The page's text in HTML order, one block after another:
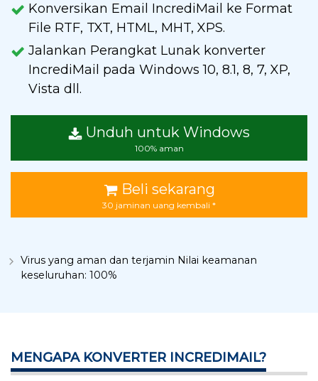
Konversikan Email IncrediMail ke Format
File RTF, TXT, HTML, MHT, XPS.
Jalankan Perangkat Lunak konverter
IncrediMail pada Windows 10, 8.1, 8, 7, XP,
Vista dll.
Unduh untuk Windows
100% aman
Beli sekarang
30 jaminan uang kembali *
Virus yang aman dan terjamin Nilai keamanan
keseluruhan: 100%
MENGAPA KONVERTER INCREDIMAIL?